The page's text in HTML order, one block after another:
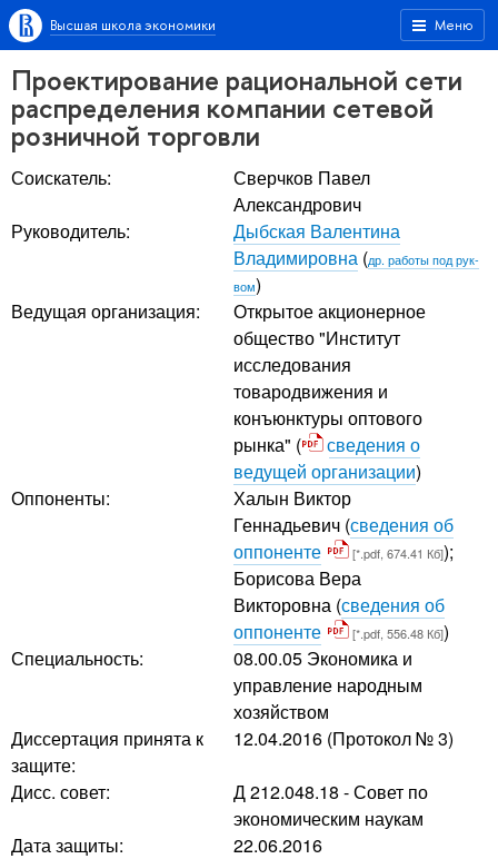
Меню
Высшая школа экономики
Проектирование рациональной сети
распределения компании сетевой
розничной торговли
Соискатель:
Сверчков Павел
Александрович
Руководитель:
Дыбская Валентина
Владимировна (др. работы под рук-
вом)
Ведущая организация:
Открытое акционерное
общество "Институт
исследования
товародвижения и
конъюнктуры оптового
рынка" (
сведения о
ведущей организации)
Оппоненты:
Халын Виктор
Геннадьевич (сведения об
оппоненте
[*.pdf, 674.41 Кб]);
Борисова Вера
Викторовна (сведения об
оппоненте
[*.pdf, 556.48 Кб])
Специальность:
08.00.05 Экономика и
управление народным
хозяйством
Диссертация принята к
защите:
12.04.2016 (Протокол № 3)
Дисс. совет:
Д 212.048.18 - Совет по
экономическим наукам
Дата защиты:
22.06.2016